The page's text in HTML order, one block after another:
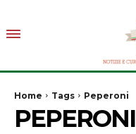
Home Tags Peperoni
PEPERONI